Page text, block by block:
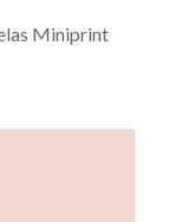
Miniprint